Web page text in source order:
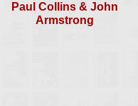
Paul Collins & John
Armstrong